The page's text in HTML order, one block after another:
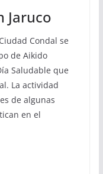
Jaruco
Condal se
de Aikido
Saludable que
La actividad
de algunas
en el